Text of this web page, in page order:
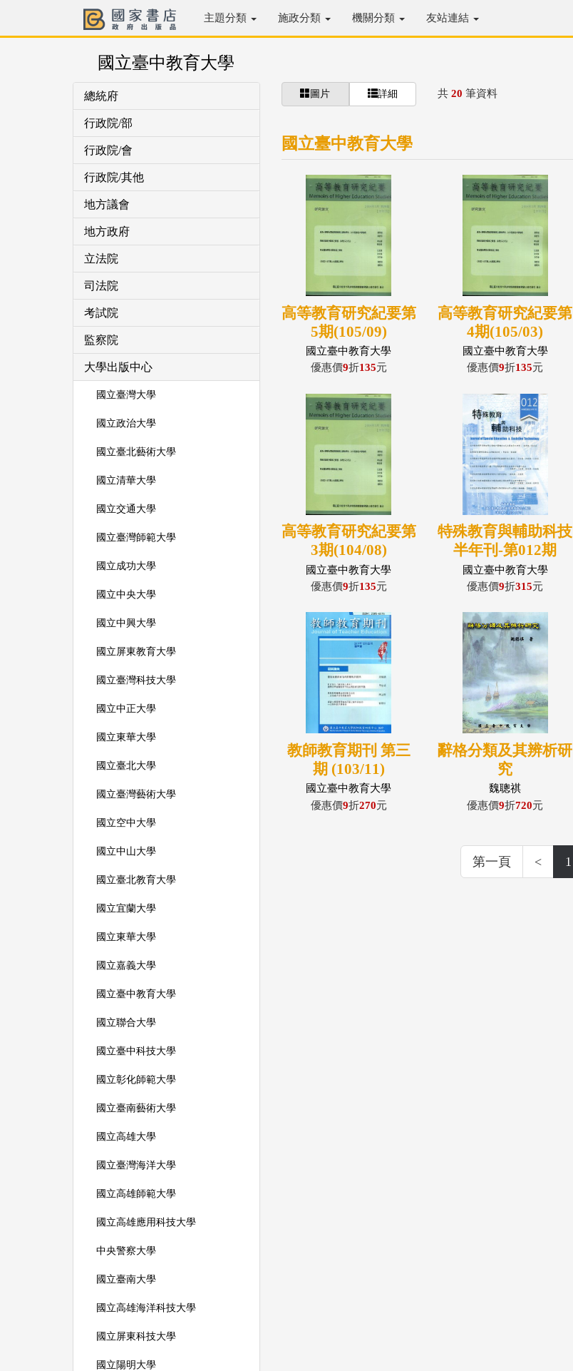
主題分類 施政分類 機關分類 友站連結
國立臺中教育大學
總統府
行政院/部
行政院/會
行政院/其他
地方議會
地方政府
立法院
司法院
考試院
監察院
大學出版中心
國立臺灣大學
國立政治大學
國立臺北藝術大學
國立清華大學
國立交通大學
國立臺灣師範大學
國立成功大學
國立中央大學
國立中興大學
國立屏東教育大學
國立臺灣科技大學
國立中正大學
國立東華大學
國立臺北大學
國立臺灣藝術大學
國立空中大學
國立中山大學
國立臺北教育大學
國立宜蘭大學
國立東華大學
國立嘉義大學
國立臺中教育大學
國立聯合大學
國立臺中科技大學
國立彰化師範大學
國立臺南藝術大學
國立高雄大學
國立臺灣海洋大學
國立高雄師範大學
國立高雄應用科技大學
中央警察大學
國立臺南大學
國立高雄海洋科技大學
國立屏東科技大學
國立陽明大學
圖片 詳細 共 20 筆資料
國立臺中教育大學
高等教育研究紀要第
5期(105/09)
國立臺中教育大學
優惠價9折135元
高等教育研究紀要第
4期(105/03)
國立臺中教育大學
優惠價9折135元
高等教育研究紀要第
3期(104/08)
國立臺中教育大學
優惠價9折135元
特殊教育與輔助科技
半年刊-第012期
(104/07)
國立臺中教育大學
優惠價9折315元
教師教育期刊 第三
期 (103/11)
國立臺中教育大學
優惠價9折270元
辭格分類及其辨析研
究
魏聰祺
優惠價9折720元
第一頁 < 1